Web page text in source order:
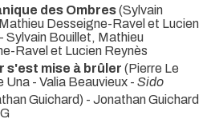
des Ombres(Sylvain
Desseigne-Ravel et Lucien
Sylvain Bouillet, Mathieu
Ravel et Lucien Reynès
s'est mise à brûler (Pierre Le
Una - Valia Beauvieux - Sido
Guichard) - Jonathan Guichard